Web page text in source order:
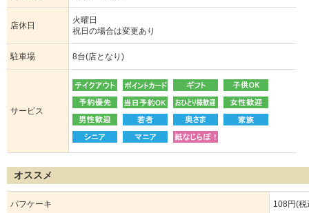
店休日
火曜日
祝日の場合は変更あり
駐車場 8台(店となり)
サービス
オススメ
パフケーキ 108円(税